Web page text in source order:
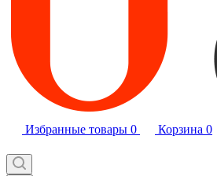
Избранные товары 0 Корзина 0